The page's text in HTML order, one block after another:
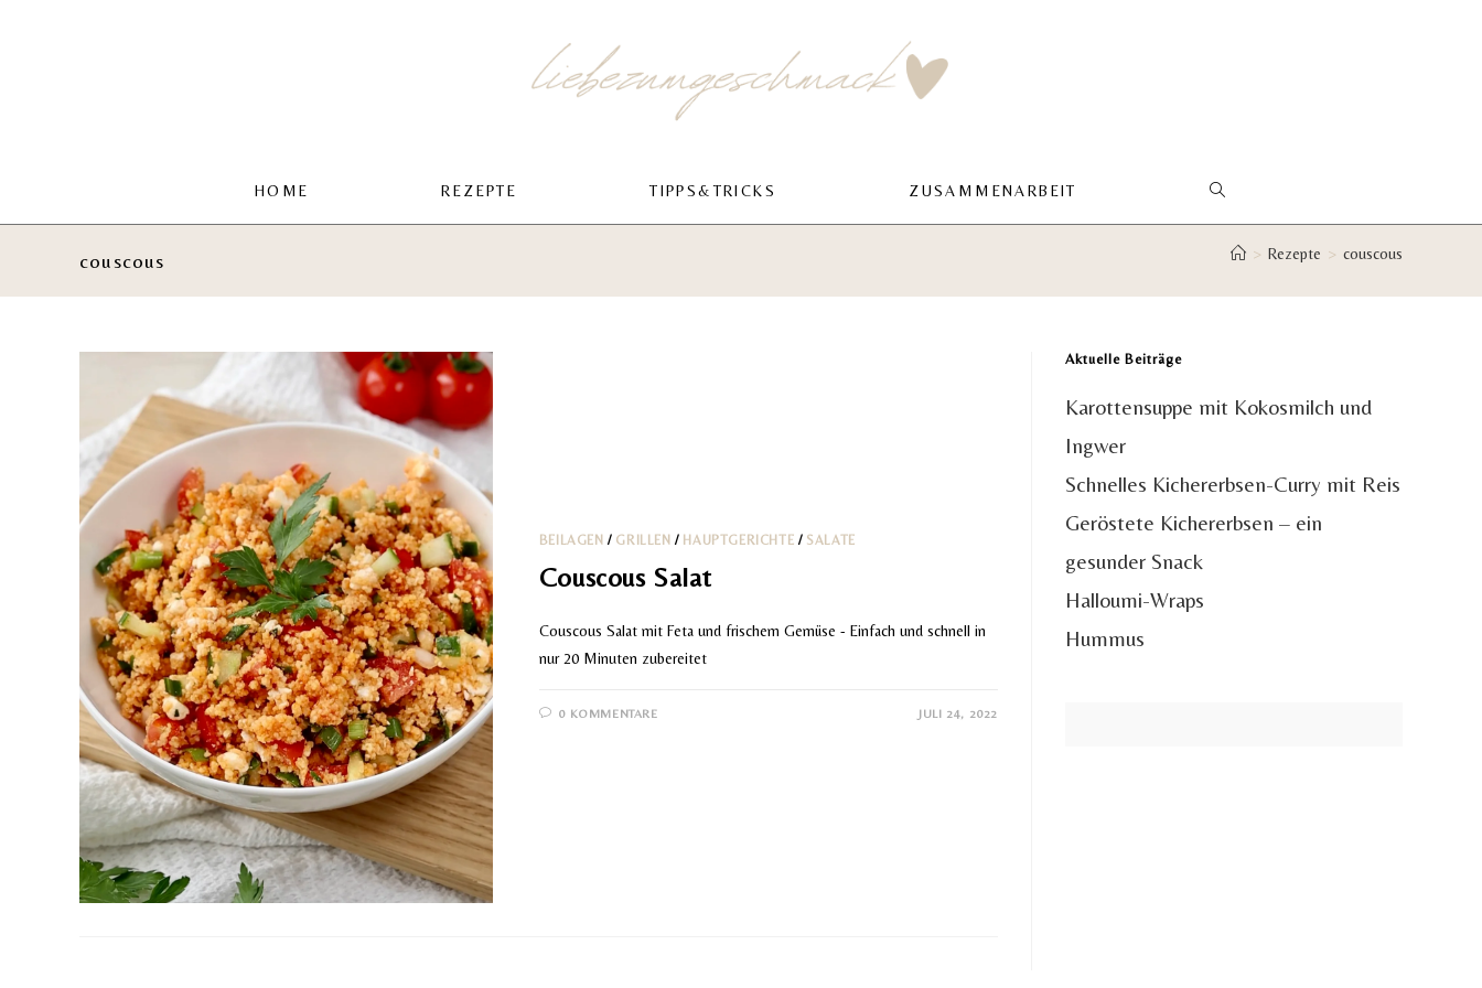
HOME REZEPTE TIPPS&TRICKS ZUSAMMENARBEIT WEBSITE-
SUCHE
couscous > Rezepte > couscous
BEILAGEN / GRILLEN / HAUPTGERICHTE / SALATE
Couscous Salat
Couscous Salat mit Feta und frischem Gemüse - Einfach und schnell in
nur 20 Minuten zubereitet
0 KOMMENTARE JULI 24, 2022
Aktuelle Beiträge
Karottensuppe mit Kokosmilch und
Ingwer
Schnelles Kichererbsen-Curry mit Reis
Geröstete Kichererbsen – ein
gesunder Snack
Halloumi-Wraps
Hummus